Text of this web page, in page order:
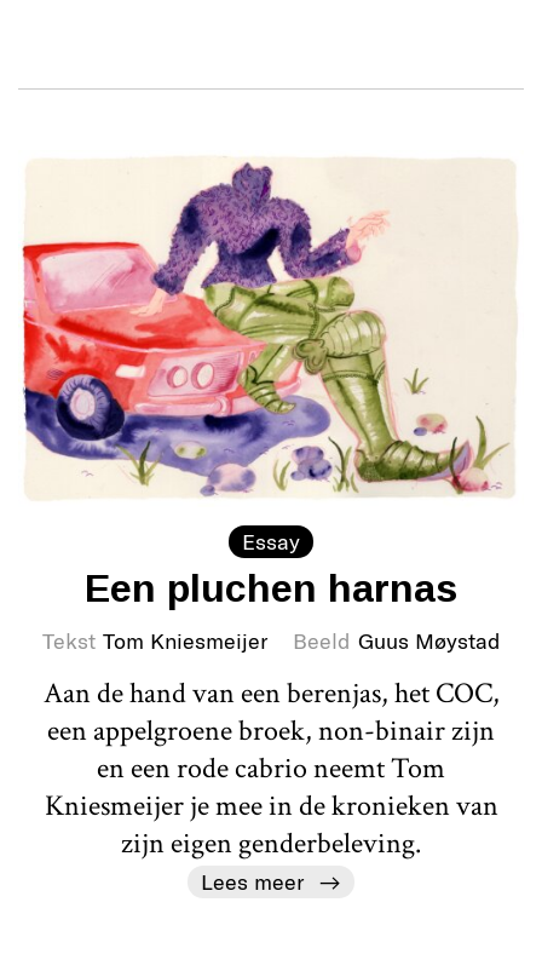
Essay
Een pluchen harnas
Tekst Tom Kniesmeijer Beeld Guus Møystad
Aan de hand van een berenjas, het COC,
een appelgroene broek, non-binair zijn
en een rode cabrio neemt Tom
Kniesmeijer je mee in de kronieken van
zijn eigen genderbeleving.
Lees meer